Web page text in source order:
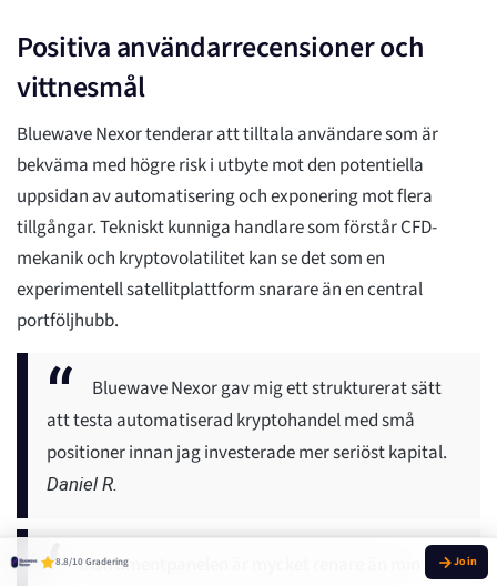
Positiva användarrecensioner och
vittnesmål
Bluewave Nexor tenderar att tilltala användare som är
bekväma med högre risk i utbyte mot den potentiella
uppsidan av automatisering och exponering mot flera
tillgångar. Tekniskt kunniga handlare som förstår CFD-
mekanik och kryptovolatilitet kan se det som en
experimentell satellitplattform snarare än en central
portföljhubb.
Bluewave Nexor gav mig ett strukturerat sätt
att testa automatiserad kryptohandel med små
positioner innan jag investerade mer seriöst kapital.
Daniel R.
Instrumentpanelen är mycket renare än min
8.8/10 Gradering